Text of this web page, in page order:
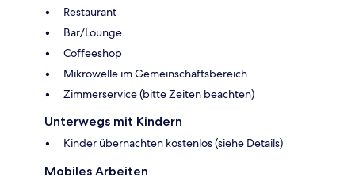
Restaurant
Bar/Lounge
Coffeeshop
Mikrowelle im Gemeinschaftsbereich
Zimmerservice (bitte Zeiten beachten)
Unterwegs mit Kindern
Kinder übernachten kostenlos (siehe Details)
Mobiles Arbeiten